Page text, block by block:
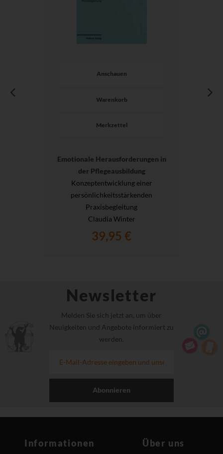
Anschauen
Warenkorb
Merkzettel
Emotionale Herausforderungen in
der Pflegeausbildung
Konzeptentwicklung einer
persönlichkeitsstärkenden
Praxisbegleitung
Claudia Winter
39,95 €
Newsletter
Melden Sie sich jetzt an, um über
Neuigkeiten und Angebote informiert zu
werden.
Abonnieren
Informationen Über uns